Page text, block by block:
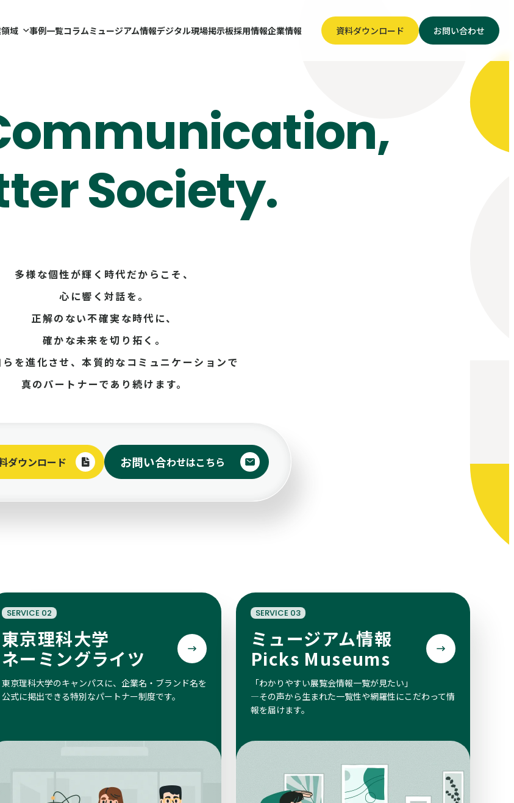
域 事例一覧コラムミュージアム情報デジタル現場掲示板採用情報企業情報 資料ダウンロード お問い合わせ
Society.
多様な個性が輝く時代だからこそ、
心に響く対話を。
正解のない不確実な時代に、
確かな未来を切り拓く。
らを進化させ、本質的なコミュニケーションで
真のパートナーであり続けます。
ダウンロード お問い合わせはこちら
SERVICE 02
東京理科大学
ネーミングライツ
東京理科大学のキャンパスに、企業名・ブランド名を
公式に掲出できる特別なパートナー制度です。
SERVICE 03
ミュージアム情報
Picks Museums
「わかりやすい展覧会情報一覧が見たい」
―その声から生まれた一覧性や網羅性にこだわって情
報を届けます。